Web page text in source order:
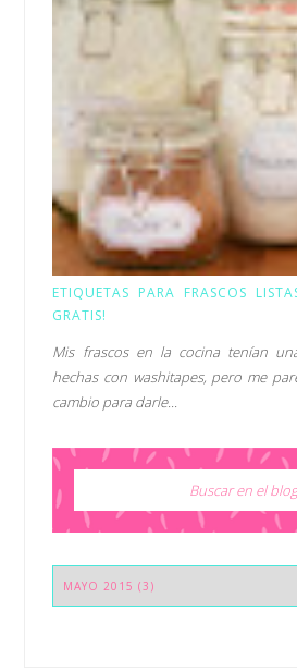
ETIQUETAS PARA FRASCOS
GRATIS!
Mis frascos en la cocina tenían
hechas con washitapes, pero me
cambio para darle...